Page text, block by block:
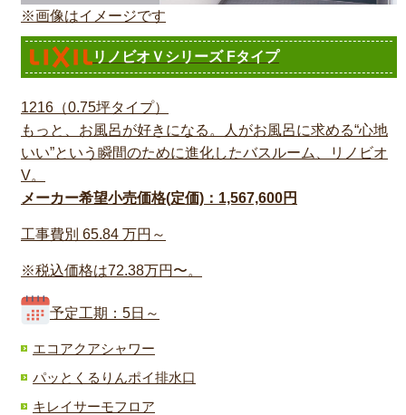
※画像はイメージです
リノビオＶシリーズ Fタイプ
1216（0.75坪タイプ）
もっと、お風呂が好きになる。人がお風呂に求める“心地
いい”という瞬間のために進化したバスルーム、リノビオ
V。
メーカー希望小売価格(定価)：1,567,600円
工事費別 65.84 万円～
※税込価格は72.38万円〜。
予定工期：5日～
エコアクアシャワー
パッとくるりんポイ排水口
キレイサーモフロア